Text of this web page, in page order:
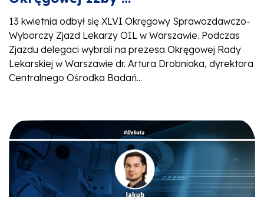
13 kwietnia odbył się XLVI Okręgowy Sprawozdawczo-
Wyborczy Zjazd Lekarzy OIL w Warszawie. Podczas
Zjazdu delegaci wybrali na prezesa Okręgowej Rady
Lekarskiej w Warszawie dr. Artura Drobniaka, dyrektora
Centralnego Ośrodka Badań...